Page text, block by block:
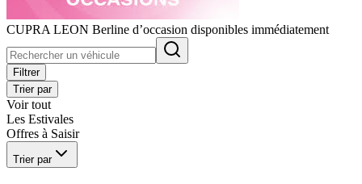
CUPRA LEON Berline d’occasion disponibles immédiatement
Filtrer
Trier par
Voir tout
Les Estivales
Offres à Saisir
Trier par